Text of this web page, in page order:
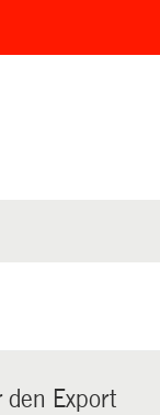
den Export